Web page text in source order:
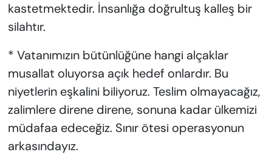
kastetmektedir. İnsanlığa doğrultuş kalleş bir
silahtır.
* Vatanımızın bütünlüğüne hangi alçaklar
musallat oluyorsa açık hedef onlardır. Bu
niyetlerin eşkalini biliyoruz. Teslim olmayacağız,
zalimlere direne direne, sonuna kadar ülkemizi
müdafaa edeceğiz. Sınır ötesi operasyonun
arkasındayız.